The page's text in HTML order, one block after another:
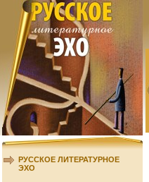
РУССКОЕ ЛИТЕРАТУРНОЕ
ЭХО